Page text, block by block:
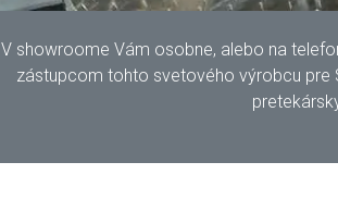
V showroome Vám osobne, alebo na
zástupcom tohto svetového výrobcu pre